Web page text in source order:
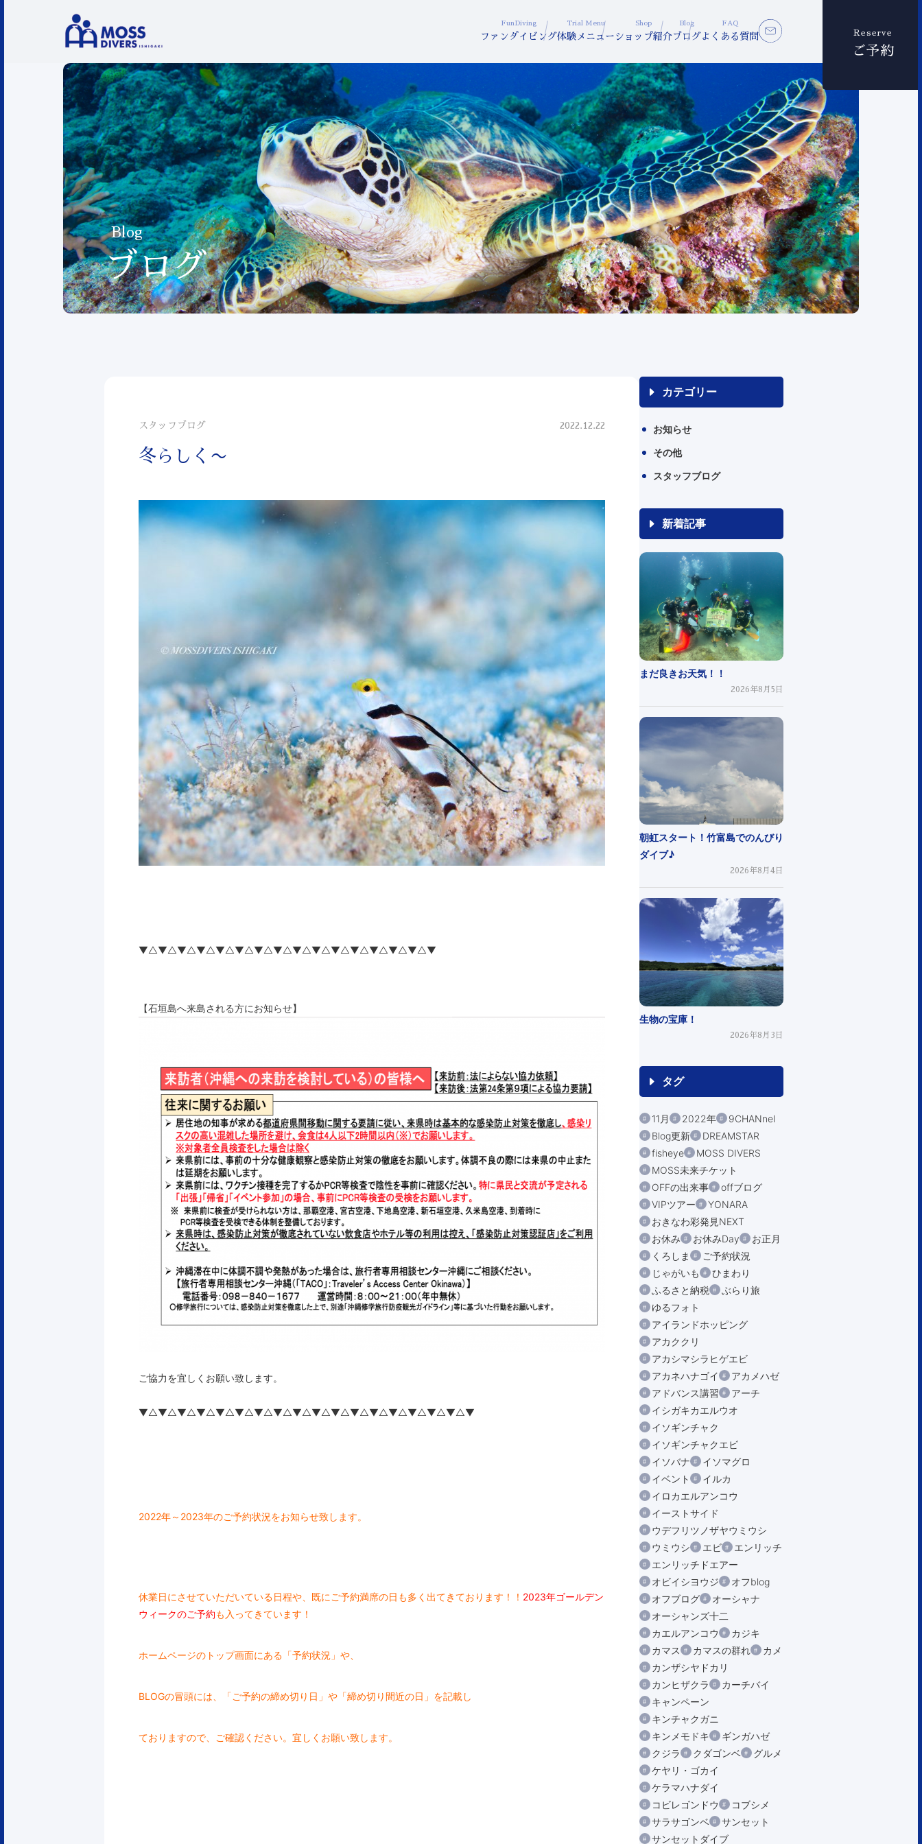
FunDiving
ファンダイビング
Trial Menu
体験メニュー
Shop
ショップ紹介
Blog
ブログ
FAQ
よくある質問 Reserve
ご予約
Blog
ブログ
スタッフブログ 2022.12.22
冬らしく〜
▼△▼△▼△▼△▼△▼△▼△▼△▼△▼△▼△▼△▼△▼△▼△▼
【石垣島へ来島される方にお知らせ】
ご協力を宜しくお願い致します。
▼△▼△▼△▼△▼△▼△▼△▼△▼△▼△▼△▼△▼△▼△▼△▼△▼△▼
2022年～2023年のご予約状況をお知らせ致します。
休業日にさせていただいている日程や、既にご予約満席の日も多く出てきております！！ 2023年ゴールデン
ウィークのご予約も入ってきています！
ホームページのトップ画面にある「予約状況」や、
BLOGの冒頭には、「ご予約の締め切り日」や「締め切り間近の日」を記載し
ておりますので、ご確認ください。宜しくお願い致します。
カテゴリー
お知らせ
その他
スタッフブログ
新着記事
まだ良きお天気！！
2026年8月5日
朝虹スタート！竹富島でのんびり
ダイブ♪
2026年8月4日
生物の宝庫！
2026年8月3日
タグ
11月 2022年
9CHANnel
Blog更新
DREAMSTAR
fisheye
MOSS DIVERS
MOSS未来チケット
OFFの出来事
offブログ
VIPツアー
YONARA
おきなわ彩発見NEXT
お休み
お休みDay
お正月
くろしま
ご予約状況
じゃがいも
ひまわり
ふるさと納税
ぶらり旅
ゆるフォト
アイランドホッピング
アカククリ
アカシマシラヒゲエビ
アカネハナゴイ
アカメハゼ
アドバンス講習
アーチ
イシガキカエルウオ
イソギンチャク
イソギンチャクエビ
イソバナ
イソマグロ
イベント
イルカ
イロカエルアンコウ
イーストサイド
ウデフリツノザヤウミウシ
ウミウシ
エビ
エンリッチ
エンリッチドエアー
オビイシヨウジ
オフblog
オフブログ
オーシャナ
オーシャンズ十二
カエルアンコウ
カジキ
カマス
カマスの群れ
カメ
カンザシヤドカリ
カンヒザクラ
カーチバイ
キャンペーン
キンチャクガニ
キンメモドキ
ギンガハゼ
クジラ
クダゴンベ
グルメ
ケヤリ・ゴカイ
ケラマハナダイ
コビレゴンドウ
コブシメ
サラサゴンベ
サンセット
サンセットダイブ